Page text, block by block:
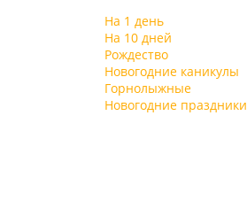
На 1 день
На 10 дней
Рождество
Новогодние каникулы
Горнолыжные
Новогодние праздники